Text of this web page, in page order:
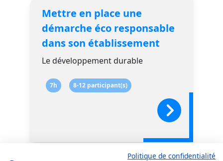
Mettre en place une
démarche éco responsable
dans son établissement
Le développement durable
7h 8-12 participant(s)
Politique de confidentialité